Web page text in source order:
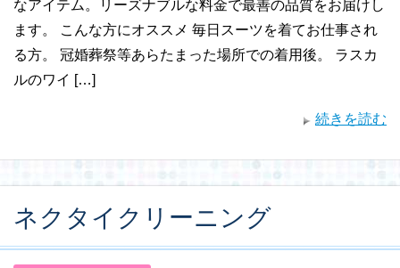
なアイテム。リーズナブルな料金で最善の品質をお届けし
ます。 こんな方にオススメ 毎日スーツを着てお仕事され
る方。 冠婚葬祭等あらたまった場所での着用後。 ラスカ
ルのワイ […]
続きを読む
ネクタイクリーニング